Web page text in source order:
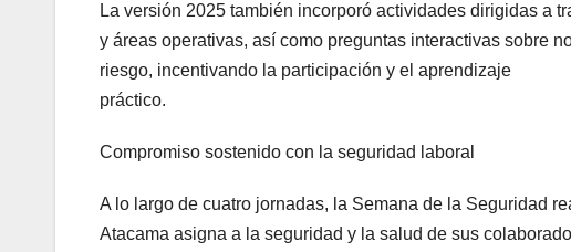
La versión 2025 también incorporó actividades dirigidas a
y áreas operativas, así como preguntas interactivas sobre
riesgo, incentivando la participación y el aprendizaje
práctico.
Compromiso sostenido con la seguridad laboral
A lo largo de cuatro jornadas, la Semana de la Seguridad
Atacama asigna a la seguridad y la salud de sus